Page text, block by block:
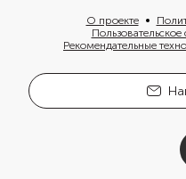
О проекте
Рекомендательные